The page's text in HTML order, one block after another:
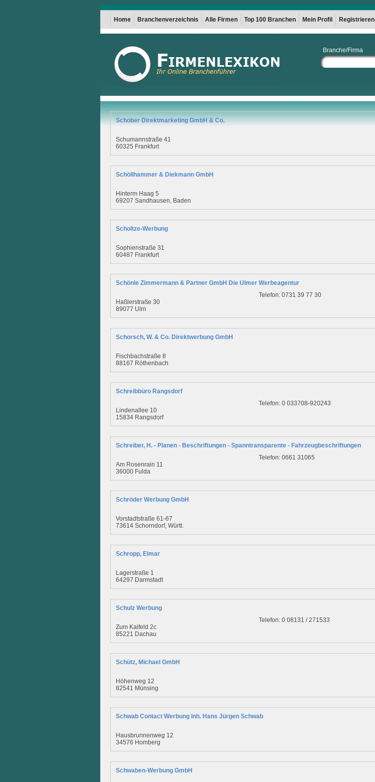
Home Branchenverzeichnis Alle Firmen Top 100 Branchen Mein Profil Registrieren
Branche/Firma
Schober Direktmarketing GmbH & Co.
Schumannstraße 41
60325 Frankfurt
Schöllhammer & Diekmann GmbH
Hinterm Haag 5
69207 Sandhausen, Baden
Scholtze-Werbung
Sophienstraße 31
60487 Frankfurt
Schönle Zimmermann & Partner GmbH Die Ulmer Werbeagentur
Haßlerstraße 30
89077 Ulm
Telefon: 0731 39 77 30
Schorsch, W. & Co. Direktwerbung GmbH
Fischbachstraße 8
88167 Röthenbach
Schreibbüro Rangsdorf
Lindenallee 10
15834 Rangsdorf
Telefon: 0 033708-920243
Schreiber, H. - Planen - Beschriftungen - Spanntransparente - Fahrzeugbeschriftungen
Am Rosenrain 11
36000 Fulda
Telefon: 0661 31065
Schröder Werbung GmbH
Vorstadtstraße 61-67
73614 Schorndorf, Württ.
Schropp, Elmar
Lagerstraße 1
64297 Darmstadt
Schulz Werbung
Zum Kaifeld 2c
85221 Dachau
Telefon: 0 08131 / 271533
Schütz, Michael GmbH
Höhenweg 12
82541 Münsing
Schwab Contact Werbung Inh. Hans Jürgen Schwab
Hausbrunnenweg 12
34576 Homberg
Schwaben-Werbung GmbH